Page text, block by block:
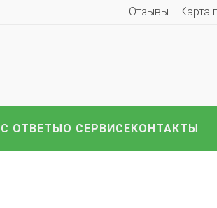
Отзывы Карта
ОТВЕТЫО СЕРВИСЕКОНТАКТЫ